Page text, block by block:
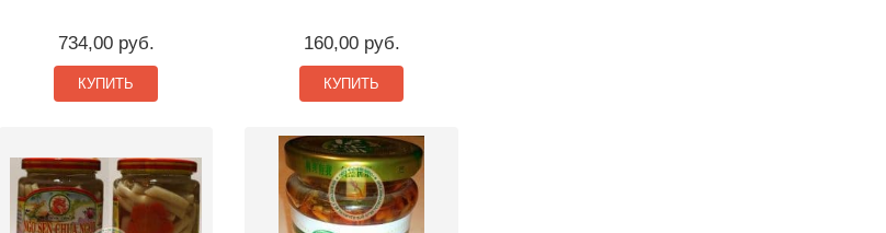
734,00 руб.
КУПИТЬ
160,00 руб.
КУПИТЬ